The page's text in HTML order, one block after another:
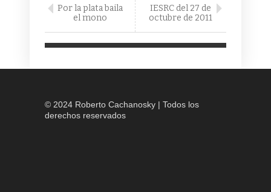
Por la plata baila
el mono
IESRC del 27 de
octubre de 2011
© 2024 Roberto Cachanosky | Todos los
derechos reservados